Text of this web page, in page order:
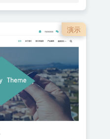
演示